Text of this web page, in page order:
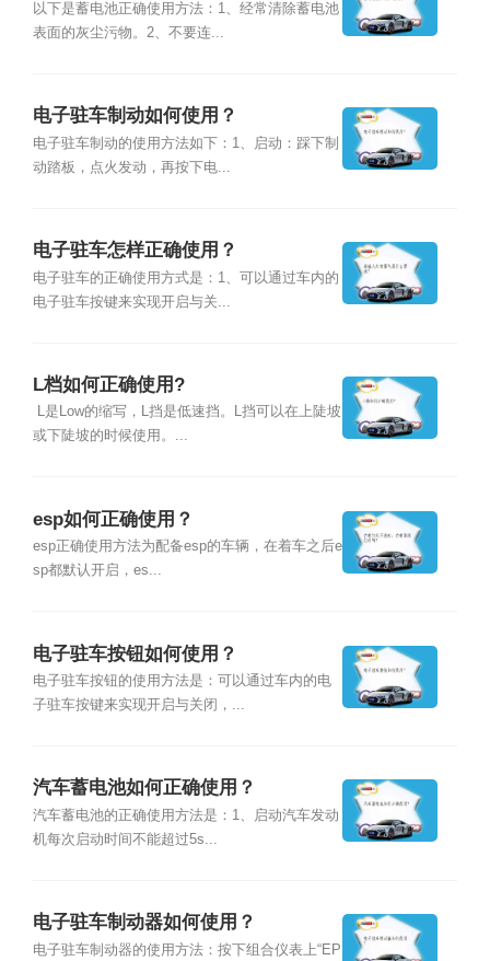
以下是蓄电池正确使用方法：1、经常清除蓄电池
表面的灰尘污物。2、不要连...
电子驻车制动如何使用？
电子驻车制动的使用方法如下：1、启动：踩下制
动踏板，点火发动，再按下电...
电子驻车怎样正确使用？
电子驻车的正确使用方式是：1、可以通过车内的
电子驻车按键来实现开启与关...
L档如何正确使用?
L是Low的缩写，L挡是低速挡。L挡可以在上陡坡
或下陡坡的时候使用。...
esp如何正确使用？
esp正确使用方法为配备esp的车辆，在着车之后e
sp都默认开启，es...
电子驻车按钮如何使用？
电子驻车按钮的使用方法是：可以通过车内的电
子驻车按键来实现开启与关闭，...
汽车蓄电池如何正确使用？
汽车蓄电池的正确使用方法是：1、启动汽车发动
机每次启动时间不能超过5s...
电子驻车制动器如何使用？
电子驻车制动器的使用方法：按下组合仪表上“EP